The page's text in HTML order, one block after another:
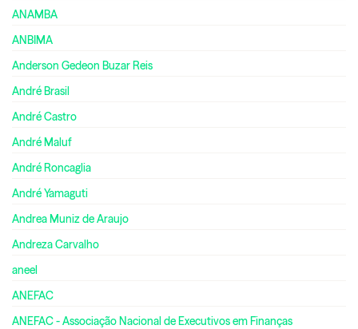
ANAMBA
ANBIMA
Anderson Gedeon Buzar Reis
André Brasil
André Castro
André Maluf
André Roncaglia
André Yamaguti
Andrea Muniz de Araujo
Andreza Carvalho
aneel
ANEFAC
ANEFAC - Associação Nacional de Executivos em Finanças